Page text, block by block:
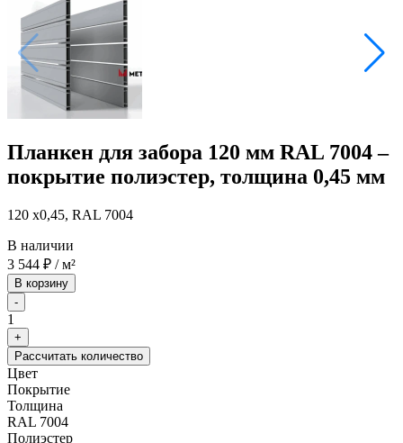
Планкен для забора 120 мм RAL 7004 –
покрытие полиэстер, толщина 0,45 мм
120 x0,45, RAL 7004
В наличии
3 544 ₽ / м²
В корзину
-
1
+
Рассчитать количество
Цвет
Покрытие
Толщина
RAL 7004
Полиэстер